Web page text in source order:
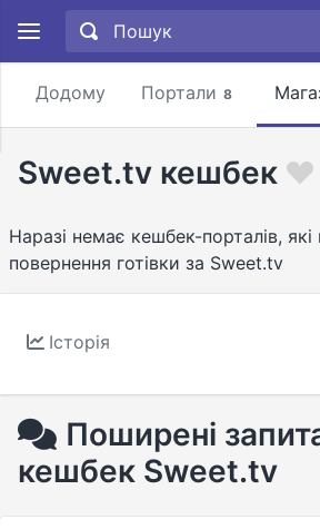
Додому Портали 8
Sweet.tv кешбек
Наразі немає кешбек-порталів,
повернення готівки за Sweet.tv
Історія
Поширені
кешбек Sweet.tv